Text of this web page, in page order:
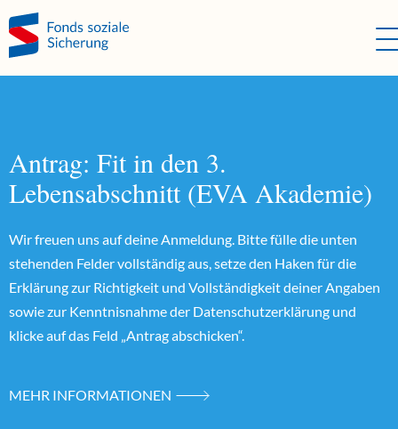
Antrag: Fit in den 3.
Lebensabschnitt (EVA Akademie)
Wir freuen uns auf deine Anmeldung. Bitte fülle die unten
stehenden Felder vollständig aus, setze den Haken für die
Erklärung zur Richtigkeit und Vollständigkeit deiner Angaben
sowie zur Kenntnisnahme der Datenschutzerklärung und
klicke auf das Feld „Antrag abschicken“.
MEHR INFORMATIONEN